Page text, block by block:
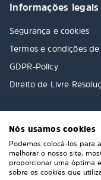
Informações
Segurança e cookies
Termos e condições
GDPR-Policy
Direito de Livre
Nós usamos cookies
Podemos colocá-los para
melhorar o nosso site,
proporcionar uma óptima
sobre os cookies que